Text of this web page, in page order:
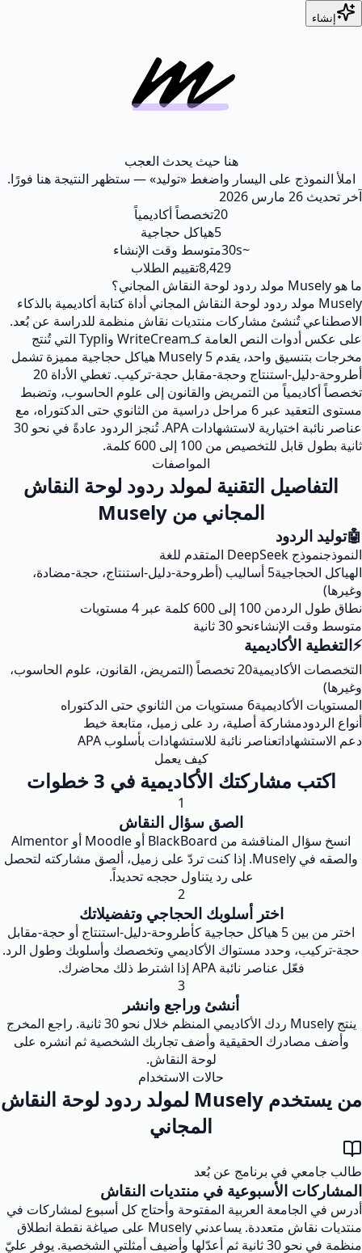
إنشاء
هنا حيث يحدث العجب
املأ النموذج على اليسار واضغط «توليد» — ستظهر النتيجة هنا فورًا.
آخر تحديث 26 مارس 2026
20تخصصاً أكاديمياً
5هياكل حجاجية
~30s
متوسط وقت الإنشاء
8,429تقييم الطلاب
ما هو Musely مولد ردود لوحة النقاش المجاني؟
Musely مولد ردود لوحة النقاش المجاني أداة كتابة أكاديمية بالذكاء
الاصطناعي تُنشئ مشاركات منتديات نقاش منظمة للدراسة عن بُعد.
على عكس أدوات النص العامة كـWriteCream وTypli التي تُنتج
مخرجات بتنسيق واحد، يقدم Musely 5 هياكل حجاجية مميزة تشمل
أطروحة-دليل-استنتاج وحجة-مقابل حجة-تركيب. تغطي الأداة 20
تخصصاً أكاديمياً من التمريض والقانون إلى علوم الحاسوب، وتضبط
مستوى التعقيد عبر 6 مراحل دراسية من الثانوي حتى الدكتوراه، مع
عناصر نائبة اختيارية لاستشهادات APA. تُنجز الردود عادةً في نحو 30
ثانية بطول قابل للتخصيص من 100 إلى 600 كلمة.
المواصفات
التفاصيل التقنية لمولد ردود لوحة النقاش
المجاني من Musely
🤖توليد الردود
النموذجنموذج DeepSeek المتقدم للغة
الهياكل الحجاجية
5 أساليب (أطروحة-دليل-استنتاج، حجة-مضادة،
وغيرها)
نطاق طول الردمن 100 إلى 600 كلمة عبر 4 مستويات
متوسط وقت الإنشاءنحو 30 ثانية
⚡التغطية الأكاديمية
التخصصات الأكاديمية
20 تخصصاً (التمريض، القانون، علوم الحاسوب،
وغيرها)
المستويات الأكاديمية6 مستويات من الثانوي حتى الدكتوراه
أنواع الردودمشاركة أصلية، رد على زميل، متابعة خيط
دعم الاستشهاداتعناصر نائبة للاستشهادات بأسلوب APA
كيف يعمل
اكتب مشاركتك الأكاديمية في 3 خطوات
1
الصق سؤال النقاش
انسخ سؤال المناقشة من BlackBoard أو Moodle أو Almentor
والصقه في Musely. إذا كنت تردّ على زميل، ألصق مشاركته لتحصل
على رد يتناول حججه تحديداً.
2
اختر أسلوبك الحجاجي وتفضيلاتك
اختر من بين 5 هياكل حجاجية كأطروحة-دليل-استنتاج أو حجة-مقابل
حجة-تركيب، وحدد مستواك الأكاديمي وتخصصك وأسلوبك وطول الرد.
فعّل عناصر نائبة APA إذا اشترط ذلك محاضرك.
3
أنشئ وراجع وانشر
ينتج Musely ردك الأكاديمي المنظم خلال نحو 30 ثانية. راجع المخرج
وأضف مصادرك الحقيقية وأضف تجاربك الشخصية ثم انشره على
لوحة النقاش.
حالات الاستخدام
من يستخدم Musely لمولد ردود لوحة النقاش
المجاني
طالب جامعي في برنامج عن بُعد
المشاركات الأسبوعية في منتديات النقاش
أدرس في الجامعة العربية المفتوحة وأحتاج كل أسبوع لمشاركات في
منتديات نقاش متعددة. يساعدني Musely على صياغة نقطة انطلاق
منظمة في نحو 30 ثانية ثم أعدّلها وأضيف أمثلتي الشخصية. يوفر عليّ